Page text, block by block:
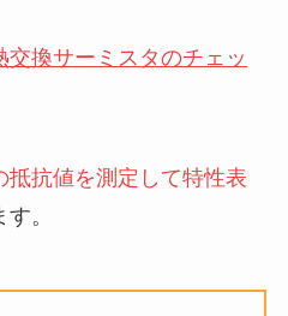
交換サーミスタのチェッ
抵抗値を測定して特性表
。